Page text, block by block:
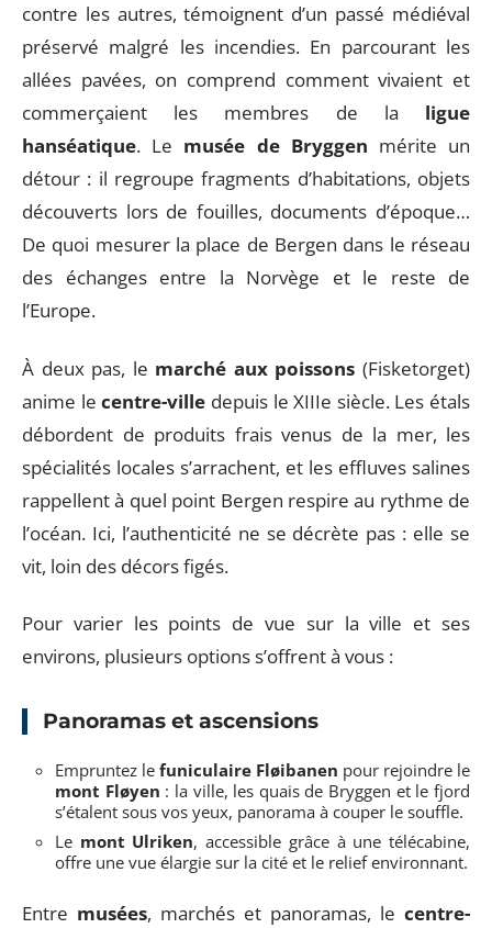
contre les autres, témoignent d’un passé médiéval
préservé malgré les incendies. En parcourant les
allées pavées, on comprend comment vivaient et
commerçaient les membres de la ligue
hanséatique. Le musée de Bryggen mérite un
détour : il regroupe fragments d’habitations, objets
découverts lors de fouilles, documents d’époque…
De quoi mesurer la place de Bergen dans le réseau
des échanges entre la Norvège et le reste de
l’Europe.
À deux pas, le marché aux poissons (Fisketorget)
anime lecentre-ville depuis le XIIIe siècle. Les étals
débordent de produits frais venus de la mer, les
spécialités locales s’arrachent, et les effluves salines
rappellent à quel point Bergen respire au rythme de
l’océan. Ici, l’authenticité ne se décrète pas : elle se
vit, loin des décors figés.
Pour varier les points de vue sur la ville et ses
environs, plusieurs options s’offrent à vous :
Panoramas et ascensions
Empruntez le funiculaire Fløibanen pour rejoindre le
mont Fløyen : la ville, les quais de Bryggen et le fjord
s’étalent sous vos yeux, panorama à couper le souffle.
Le mont Ulriken, accessible grâce à une télécabine,
offre une vue élargie sur la cité et le relief environnant.
Entre musées, marchés et panoramas, le centre-